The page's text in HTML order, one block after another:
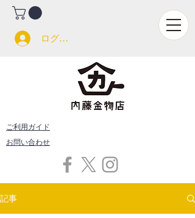
ログイン
ご利用ガイド
お問い合わせ
記事